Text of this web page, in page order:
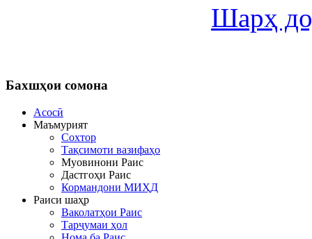
Шарҳ
Бахшҳои сомона
Асосӣ
Маъмурият
Сохтор
Тақсимоти вазифаҳо
Муовинони Раис
Дастгоҳи Раис
Кормандони МИҲД
Раиси шаҳр
Ваколатҳои Раис
Тарҷумаи ҳол